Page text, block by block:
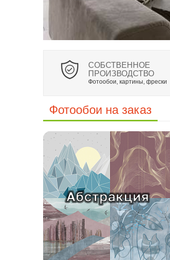
CОБСТВЕННОЕ
ПРОИЗВОДСТВО
Фотообои, картины, фрески
Фотообои на заказ